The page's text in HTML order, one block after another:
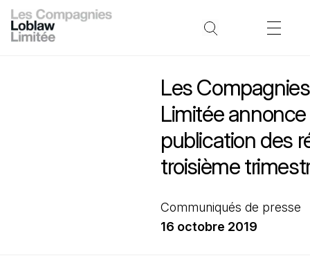
Les
Limitée
publication des
troisième
Communiqués de presse
16 octobre 2019